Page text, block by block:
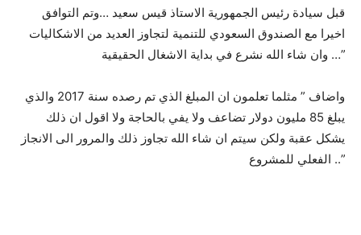
قبل سيادة رئيس الجمهورية الاستاذ قيس سعيد …وتم التوافق
اخيرا مع الصندوق السعودي للتنمية لتجاوز العديد من الاشكاليات
وان شاء الله نشرع في بداية الاشغال الحقيقية …”
واضاف ” مثلما تعلمون ان المبلغ الذي تم رصده سنة 2017 والذي
يبلغ 85 مليون دولار تضاعف ولا يفي بالحاجة ولا اقول ان ذلك
يشكل عقبة ولكن سيتم ان شاء الله تجاوز ذلك والمرور الى الانجاز
الفعلي للمشروع ..”